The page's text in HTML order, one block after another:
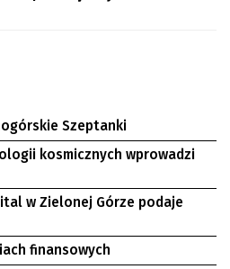
Szeptanki
kosmicznych wprowadzi
w Zielonej Górze podaje
finansowych